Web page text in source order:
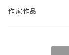
キャンドル
作家作品